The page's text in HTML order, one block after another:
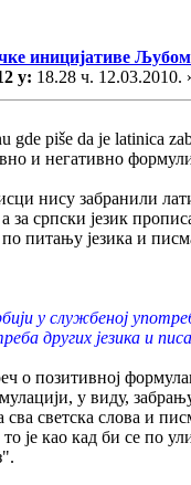
иницијативе
у: 18.28 ч. 12.03.2010.
gde piše da je latinica
и негативно
нису забранили
за српски језик
по питању језика и
у службеној
других језика и
о позитивној
у виду,
сва светска слова и
је као кад би се по